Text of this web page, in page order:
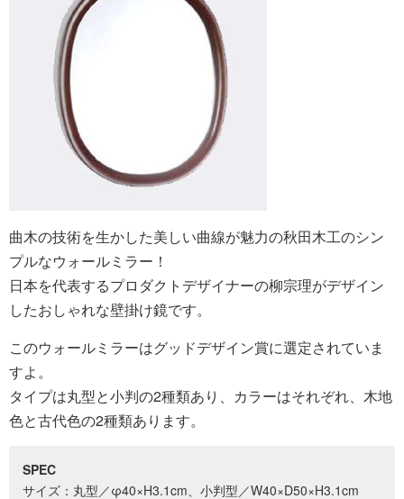
曲木の技術を生かした美しい曲線が魅力の秋田木工のシン
プルなウォールミラー！
日本を代表するプロダクトデザイナーの柳宗理がデザイン
したおしゃれな壁掛け鏡です。
このウォールミラーはグッドデザイン賞に選定されていま
すよ。
タイプは丸型と小判の2種類あり、カラーはそれぞれ、木地
色と古代色の2種類あります。
SPEC
サイズ：丸型／φ40×H3.1cm、小判型／W40×D50×H3.1cm